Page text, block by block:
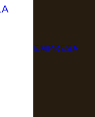
EMPRESA